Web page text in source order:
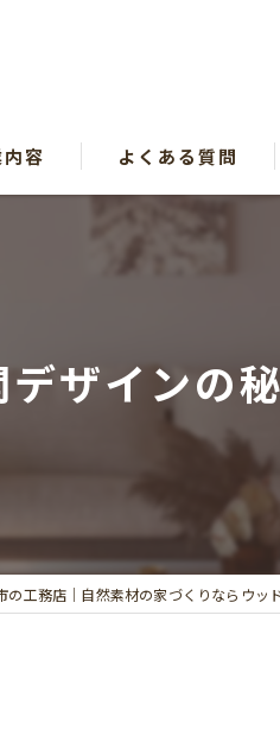
容 よくある質問
ザインの
の工務店｜自然素材の家づくりならウッ